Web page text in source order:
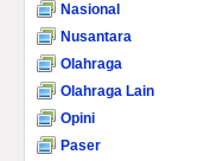
Nasional
Nusantara
Olahraga
Olahraga Lain
Opini
Paser